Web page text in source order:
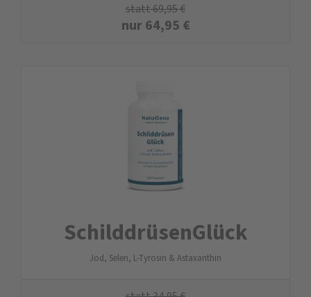
statt69,95€
nur64,95 €
SchilddrüsenGlück
Jod, Selen, L-Tyrosin & Astaxanthin